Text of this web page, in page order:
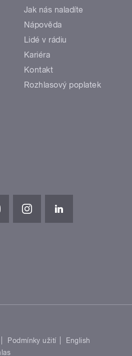
Jak nás naladíte
Nápověda
Lidé v rádiu
Kariéra
Kontakt
Rozhlasový poplatek
Podmínky užití
English